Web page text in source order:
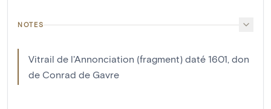
NOTES
Vitrail de l'Annonciation (fragment) daté 1601, don
de Conrad de Gavre